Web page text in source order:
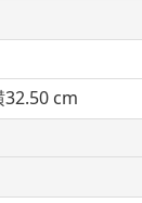
cm